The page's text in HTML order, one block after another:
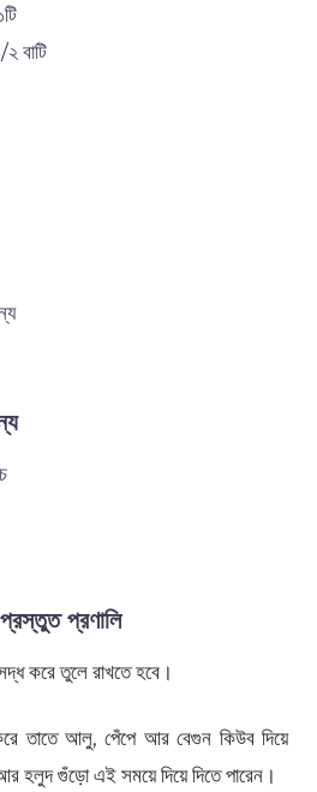
বাটি
প্রণালি
করে তুলে রাখতে হবে।
তাতে আলু, পেঁপে আর বেগুন কিউব দিয়ে
হলুদ গুঁড়ো এই সময়ে দিয়ে দিতে পারেন।